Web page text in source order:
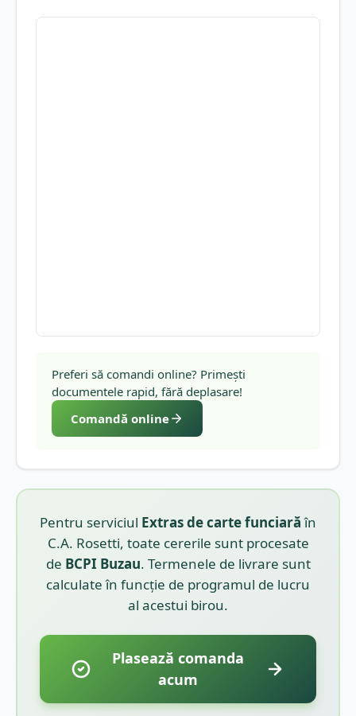
Preferi să comandi online? Primești
documentele rapid, fără deplasare!
Comandă online
Pentru serviciul Extras de carte funciarăîn
C.A. Rosetti, toate cererile sunt procesate
de BCPI Buzau. Termenele de livrare sunt
calculate în funcție de programul de lucru
al acestui birou.
Plasează comanda
acum